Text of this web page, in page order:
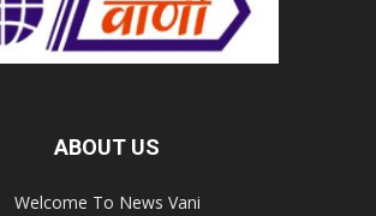
ABOUT US
Welcome To News Vani